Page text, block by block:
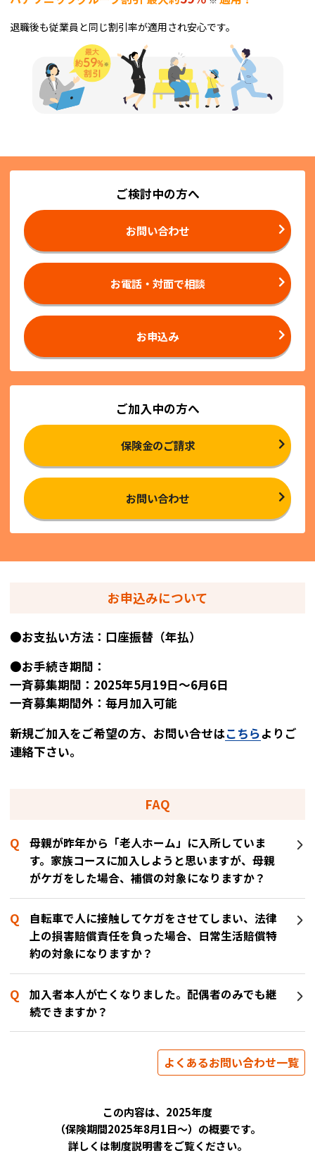
退職後も従業員と同じ割引率が適用され安心です。
ご検討中の方へ
お問い合わせ
お電話・対面で相談
お申込み
ご加入中の方へ
保険金のご請求
お問い合わせ
お申込みについて
●お支払い方法：口座振替（年払）
●お手続き期間：
一斉募集期間：2025年5月19日～6月6日
一斉募集期間外：毎月加入可能
新規ご加入をご希望の方、お問い合せはこちらよりご
連絡下さい。
FAQ
母親が昨年から「老人ホーム」に入所していま
す。家族コースに加入しようと思いますが、母親
がケガをした場合、補償の対象になりますか？
自転車で人に接触してケガをさせてしまい、法律
上の損害賠償責任を負った場合、日常生活賠償特
約の対象になりますか？
加入者本人が亡くなりました。配偶者のみでも継
続できますか？
よくあるお問い合わせ一覧
この内容は、2025年度
（保険期間2025年8月1日～）の概要です。
詳しくは制度説明書をご覧ください。